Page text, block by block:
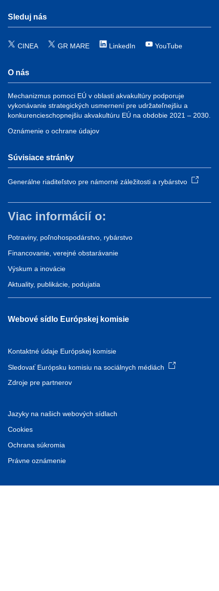
Sleduj nás
CINEA GR MARE LinkedIn YouTube
O nás
Mechanizmus pomoci EÚ v oblasti akvakultúry podporuje
vykonávanie strategických usmernení pre udržateľnejšiu a
konkurencieschopnejšiu akvakultúru EÚ na obdobie 2021 – 2030.
Oznámenie o ochrane údajov
Súvisiace stránky
Generálne riaditeľstvo pre námorné záležitosti a rybárstvo
Viac informácií o:
Potraviny, poľnohospodárstvo, rybárstvo
Financovanie, verejné obstarávanie
Výskum a inovácie
Aktuality, publikácie, podujatia
Webové sídlo Európskej komisie
Kontaktné údaje Európskej komisie
Sledovať Európsku komisiu na sociálnych médiách
Zdroje pre partnerov
Jazyky na našich webových sídlach
Cookies
Ochrana súkromia
Právne oznámenie